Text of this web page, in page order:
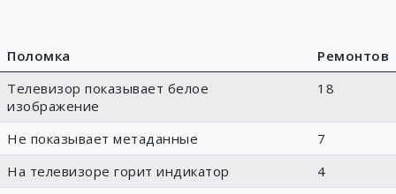
Поломка
Ремонтов
Телевизор показывает белое
изображение
18
Не показывает метаданные
7
На телевизоре горит индикатор
4